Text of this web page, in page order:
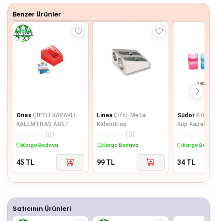
Benzer Ürünler
Onas ÇİFTLİ KAPAKLI
KALEMTRAŞ ADET
(0)
Kargo Bedava
45 TL
Linea Çiftli Metal
Kalemtraş
(0)
Kargo Bedava
99 TL
Südor Kt09
Küp Kapaklı
Kargo
34 TL
Satıcının Ürünleri